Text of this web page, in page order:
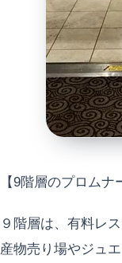
【9階層のプロムナ
９階層は、有料レ
産物売り場やジュ